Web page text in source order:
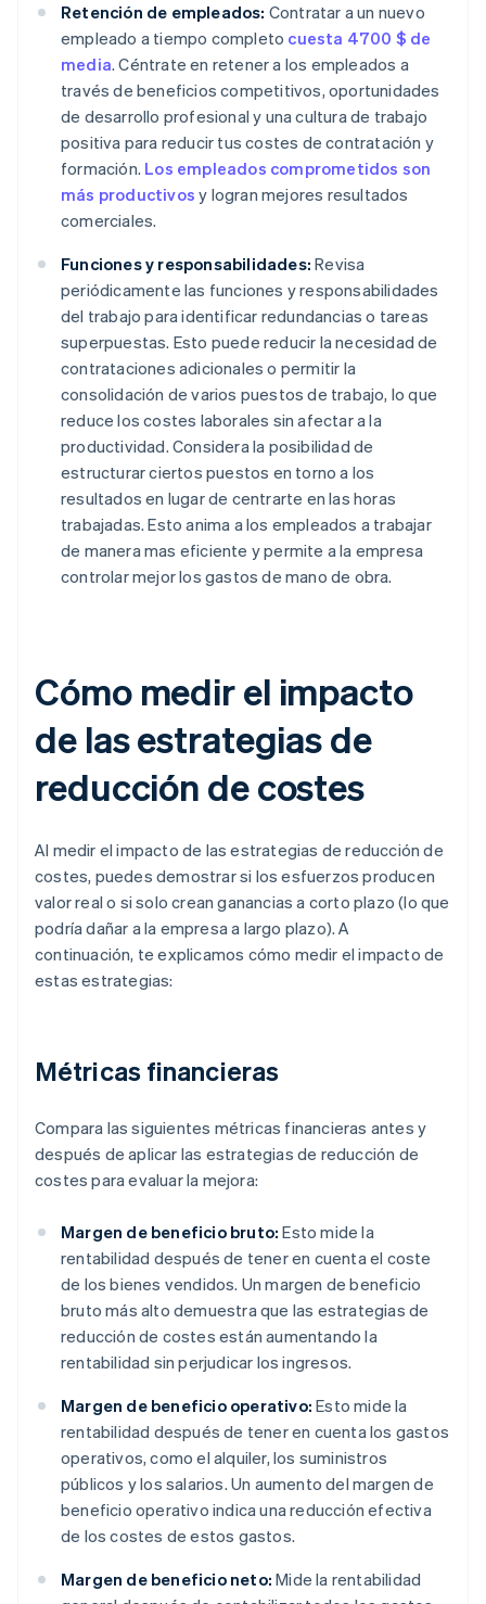
Retención de empleados: Contratar a un nuevo
empleado a tiempo completo cuesta 4700 $ de
media. Céntrate en retener a los empleados a
través de beneficios competitivos, oportunidades
de desarrollo profesional y una cultura de trabajo
positiva para reducir tus costes de contratación y
formación. Los empleados comprometidos son
más productivos y logran mejores resultados
comerciales.
Funciones y responsabilidades: Revisa
periódicamente las funciones y responsabilidades
del trabajo para identificar redundancias o tareas
superpuestas. Esto puede reducir la necesidad de
contrataciones adicionales o permitir la
consolidación de varios puestos de trabajo, lo que
reduce los costes laborales sin afectar a la
productividad. Considera la posibilidad de
estructurar ciertos puestos en torno a los
resultados en lugar de centrarte en las horas
trabajadas. Esto anima a los empleados a trabajar
de manera mas eficiente y permite a la empresa
controlar mejor los gastos de mano de obra.
Cómo medir el impacto
de las estrategias de
reducción de costes
Al medir el impacto de las estrategias de reducción de
costes, puedes demostrar si los esfuerzos producen
valor real o si solo crean ganancias a corto plazo (lo que
podría dañar a la empresa a largo plazo). A
continuación, te explicamos cómo medir el impacto de
estas estrategias:
Métricas financieras
Compara las siguientes métricas financieras antes y
después de aplicar las estrategias de reducción de
costes para evaluar la mejora:
Margen de beneficio bruto: Esto mide la
rentabilidad después de tener en cuenta el coste
de los bienes vendidos. Un margen de beneficio
bruto más alto demuestra que las estrategias de
reducción de costes están aumentando la
rentabilidad sin perjudicar los ingresos.
Margen de beneficio operativo: Esto mide la
rentabilidad después de tener en cuenta los gastos
operativos, como el alquiler, los suministros
públicos y los salarios. Un aumento del margen de
beneficio operativo indica una reducción efectiva
de los costes de estos gastos.
Margen de beneficio neto: Mide la rentabilidad